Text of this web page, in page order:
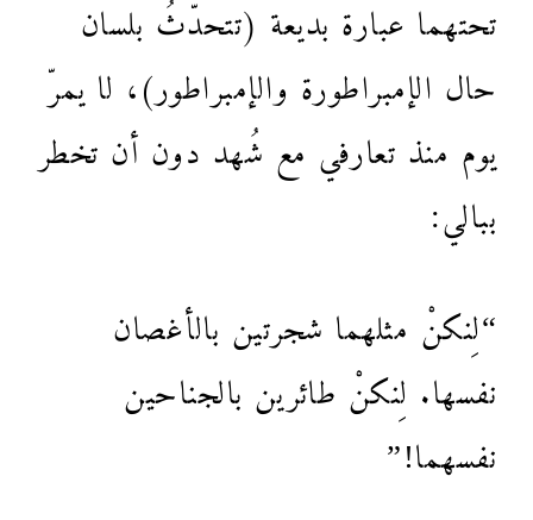
حال الإمبراطورة والإمبراطور)، لا يمرّ
يوم منذ تعارفي مع شُهد دون أن تخطر
ببالي:
“لِنكنْ مثلهما شجرتين بالأغصان
نفسها. لِنكنْ طائرين بالجناحين
نفسهما!”